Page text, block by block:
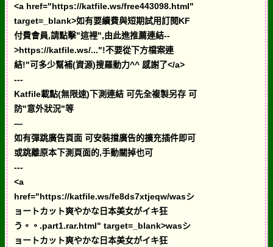
<a href="https://katfile.ws/free443098.html"
target=_blank>如有要續費與短期試用訂閱KF
付費會員,請點擊"這裡",由此進推薦連結--
>https://katfile.ws/..."!不要從下方檔案連
結!"可多少幫補(資源)搜羅動力^^ 感謝了</a>
---
Katfile載點(無限速)下測連結 可先全複製另存 可
防"意外狀況"等
—
如有彈跳廣告頁面 可安裝擋廣告的擴充插件即可
或跳離原本下測頁面的,手動關掉也可
---
<a
href="https://katfile.ws/fe8ds7xtjeqw/wasシ
ョートカット爽やかな日本美女がイキ狂
う。。.part1.rar.html" target=_blank>wasシ
ョートカット爽やかな日本美女がイキ狂